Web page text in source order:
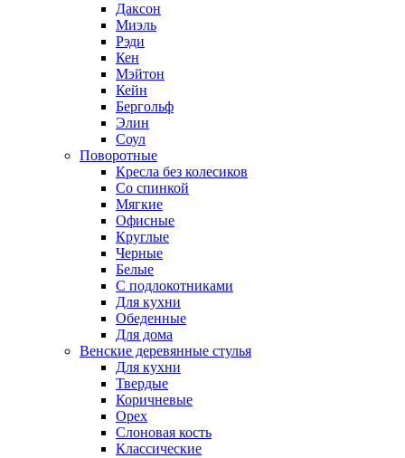
Даксон
Миэль
Рэди
Кен
Мэйтон
Кейн
Бергольф
Элин
Соул
Поворотные
Кресла без колесиков
Со спинкой
Мягкие
Офисные
Круглые
Черные
Белые
С подлокотниками
Для кухни
Обеденные
Для дома
Венские деревянные стулья
Для кухни
Твердые
Коричневые
Орех
Слоновая кость
Классические